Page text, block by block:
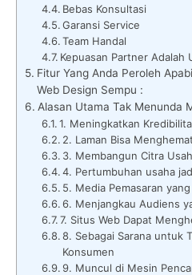
Bebas Konsultasi
Garansi Service
Team Handal
Kepuasan Partner Adalah
Fitur Yang Anda Peroleh
Web Design Sempu :
Alasan Utama Tak Menunda
1. Meningkatkan
2. Laman Bisa
3. Membangun Citra
4. Pertumbuhan usaha
5. Media Pemasaran
6. Menjangkau Audiens
7. Situs Web Dapat
8. Sebagai Sarana untuk
Konsumen
9. Muncul di Mesin